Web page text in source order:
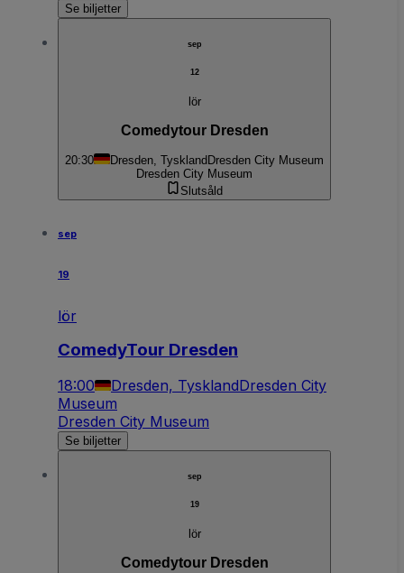
Se biljetter
sep
12
lör
Comedytour Dresden
20:30 Dresden, TysklandDresden City Museum
Dresden City Museum
Slutsåld
sep
19
lör
ComedyTour Dresden
18:00 Dresden, TysklandDresden City
Museum
Dresden City Museum
Se biljetter
sep
19
lör
Comedytour Dresden